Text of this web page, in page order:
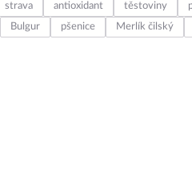
strava antioxidant těstoviny
Bulgur pšenice Merlík čilský